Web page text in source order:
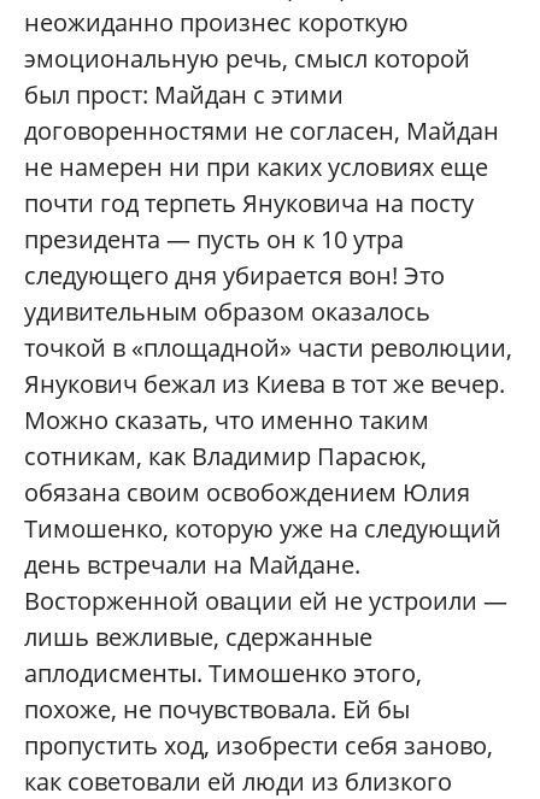
неожиданно произнес короткую
эмоциональную речь, смысл которой
был прост: Майдан с этими
договоренностями не согласен, Майдан
не намерен ни при каких условиях еще
почти год терпеть Януковича на посту
президента — пусть он к 10 утра
следующего дня убирается вон! Это
удивительным образом оказалось
точкой в «площадной» части революции,
Янукович бежал из Киева в тот же вечер.
Можно сказать, что именно таким
сотникам, как Владимир Парасюк,
обязана своим освобождением Юлия
Тимошенко, которую уже на следующий
день встречали на Майдане.
Восторженной овации ей не устроили —
лишь вежливые, сдержанные
аплодисменты. Тимошенко этого,
похоже, не почувствовала. Ей бы
пропустить ход, изобрести себя заново,
как советовали ей люди из близкого